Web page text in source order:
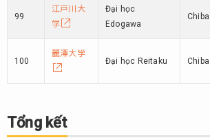
99
江戸川大
学
Đại học
Edogawa
Chiba
100
麗澤大学
Đại học Reitaku Chiba
Tổng kết